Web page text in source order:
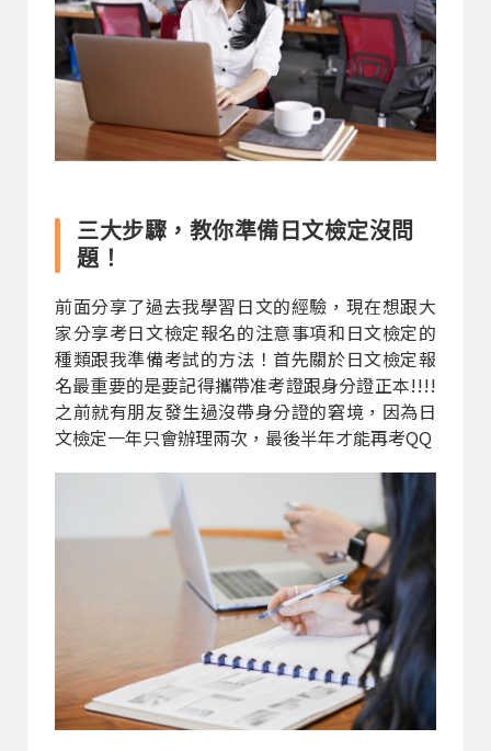
三大步驟，教你準備日文檢定沒問
題！
前面分享了過去我學習日文的經驗，現在想跟大
家分享考日文檢定報名的注意事項和日文檢定的
種類跟我準備考試的方法！首先關於日文檢定報
名最重要的是要記得攜帶准考證跟身分證正本!!!!
之前就有朋友發生過沒帶身分證的窘境，因為日
文檢定一年只會辦理兩次，最後半年才能再考QQ